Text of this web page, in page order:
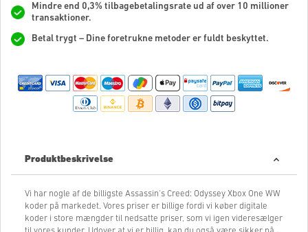
Mindre end 0,3% tilbagebetalingsrate ud af over 10 millioner
transaktioner.
Betal trygt – Dine foretrukne metoder er fuldt beskyttet.
Produktbeskrivelse
Vi har nogle af de billigste Assassin's Creed: Odyssey Xbox One WW
koder på markedet. Vores priser er billige fordi vi køber digitale
koder i store mængder til nedsatte priser, som vi igen videresælger